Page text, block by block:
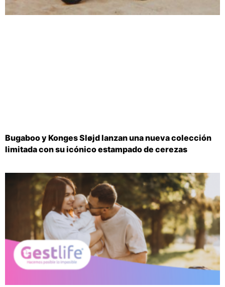
Bugaboo y Konges Sløjd lanzan una nueva colección
limitada con su icónico estampado de cerezas